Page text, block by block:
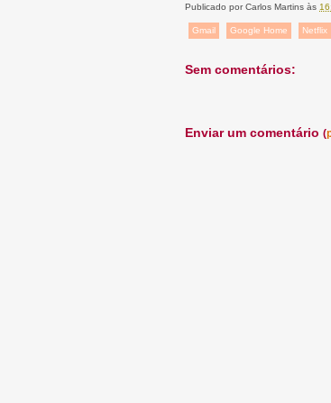
Publicado porCarlos Martins às
Gmail Google Home Netflix
Sem comentários:
Enviar um comentário (